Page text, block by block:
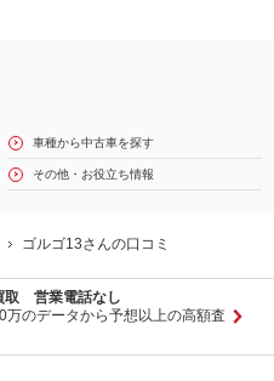
車種から中古車を探す
その他・お役立ち情報
ゴルゴ13さんの口コミ
取 営業電話なし
万のデータから予想以上の高額査